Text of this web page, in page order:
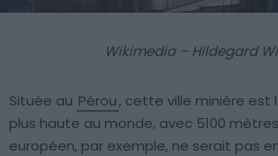
Wikimedia – Hildegard
Située au Pérou, cette ville minière est
plus haute au monde, avec 5100
européen, par exemple, ne serait pas